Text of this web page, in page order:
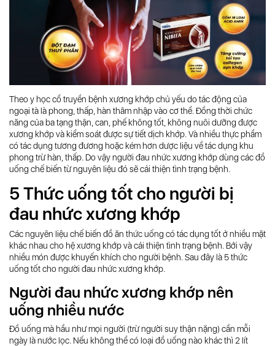
Theo y học cổ truyền bệnh xương khớp chủ yếu do tác động của
ngoại tà là phong, thấp, hàn thâm nhập vào cơ thể. Đồng thời chức
năng của ba tạng thận, can, phế không tốt, không nuôi dưỡng được
xương khớp và kiểm soát được sự tiết dịch khớp. Và nhiều thực phẩm
có tác dụng tương đương hoặc kém hơn dược liệu về tác dụng khu
phong trừ hàn, thấp. Do vậy người đau nhức xương khớp dùng các đồ
uống chế biến từ nguyên liệu đó sẽ cải thiện tình trạng bệnh.
5 Thức uống tốt cho người bị
đau nhức xương khớp
Các nguyên liệu chế biến đồ ăn thức uống có tác dụng tốt ở nhiều mặt
khác nhau cho hệ xương khớp và cải thiện tình trạng bệnh. Bởi vậy
nhiều món được khuyến khích cho người bệnh. Sau đây là 5 thức
uống tốt cho người đau nhức xương khớp.
Người đau nhức xương khớp nên
uống nhiều nước
Đồ uống mà hầu như mọi người (trừ người suy thận nặng) cần mỗi
ngày là nước lọc. Nếu không thể có loại đồ uống nào khác thì 2 lít